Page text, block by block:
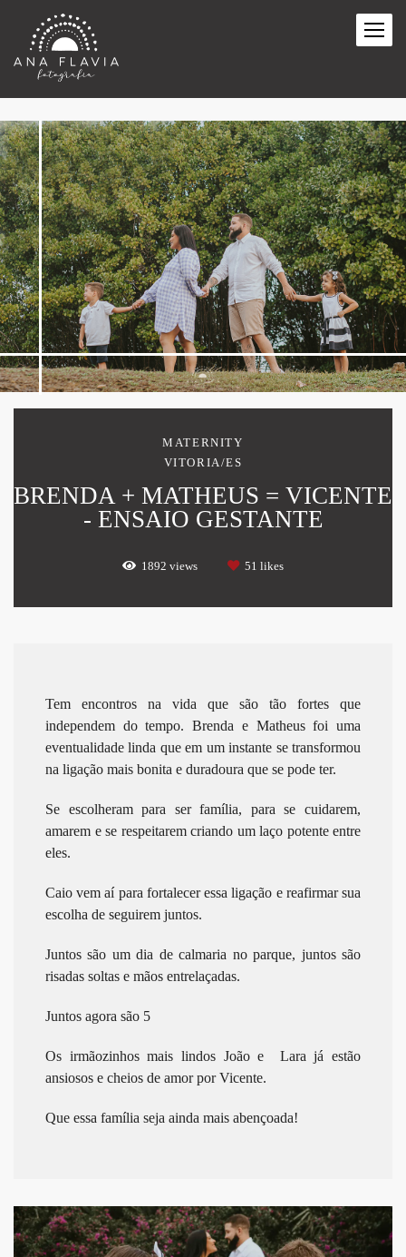
MATERNITY
VITORIA/ES
BRENDA + MATHEUS = VICENTE
- ENSAIO GESTANTE
1892 views 51 likes
Tem encontros na vida que são tão fortes que
independem do tempo. Brenda e Matheus foi uma
eventualidade linda que em um instante se transformou
na ligação mais bonita e duradoura que se pode ter.
Se escolheram para ser família, para se cuidarem,
amarem e se respeitarem criando um laço potente entre
eles.
Caio vem aí para fortalecer essa ligação e reafirmar sua
escolha de seguirem juntos.
Juntos são um dia de calmaria no parque, juntos são
risadas soltas e mãos entrelaçadas.
Juntos agora são 5
Os irmãozinhos mais lindos João e Lara já estão
ansiosos e cheios de amor por Vicente.
Que essa família seja ainda mais abençoada!